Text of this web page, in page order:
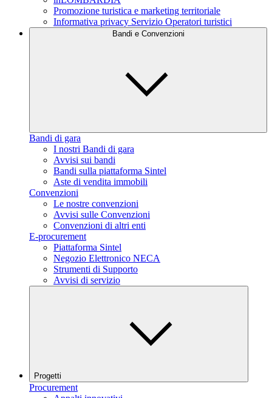
Promozione turistica e marketing territoriale
Informativa privacy Servizio Operatori turistici
Bandi e Convenzioni
Bandi di gara
I nostri Bandi di gara
Avvisi sui bandi
Bandi sulla piattaforma Sintel
Aste di vendita immobili
Convenzioni
Le nostre convenzioni
Avvisi sulle Convenzioni
Convenzioni di altri enti
E-procurement
Piattaforma Sintel
Negozio Elettronico NECA
Strumenti di Supporto
Avvisi di servizio
Progetti
Procurement